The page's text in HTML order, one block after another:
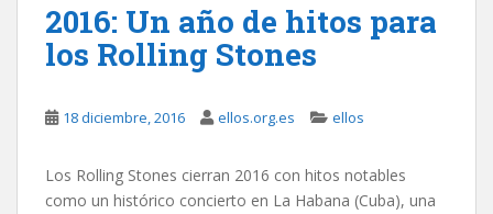
2016: Un año de hitos para
los Rolling Stones
18 diciembre, 2016 ellos.org.es ellos
Los Rolling Stones cierran 2016 con hitos notables
como un histórico concierto en La Habana (Cuba), una